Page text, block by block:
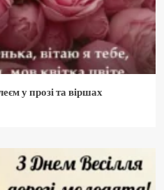
у прозі та віршах